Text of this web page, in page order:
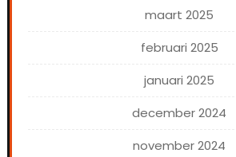
maart 2025
februari 2025
januari 2025
december 2024
november 2024